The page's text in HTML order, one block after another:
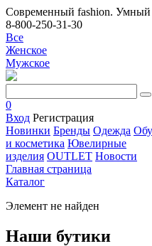
Современный fashion. Умный
8-800-250-31-30
Все
Женское
Мужское
0
Вход Регистрация
Новинки Бренды Одежда
и косметика Ювелирные
изделия OUTLET Новости
Главная страница
Каталог
Элемент не найден
Наши бутики